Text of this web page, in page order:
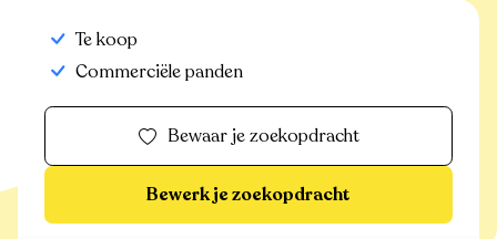
Te koop
Commerciële panden
Bewaar je zoekopdracht
Bewerk je zoekopdracht